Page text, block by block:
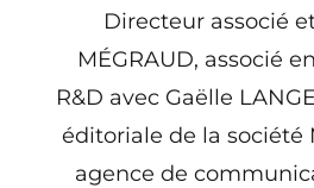
Directeur associé
MÉGRAUD, associé
R&D avec Gaëlle
éditoriale de la société
agence de